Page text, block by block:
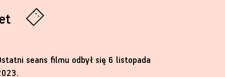
seans filmu odbył się 6 listopada